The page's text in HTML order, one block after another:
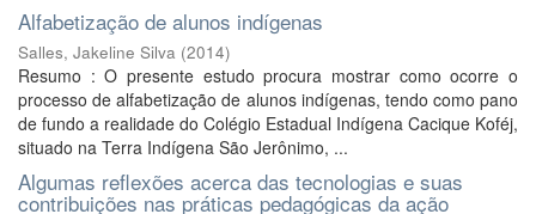
Alfabetização de alunos indígenas
Salles, Jakeline Silva (2014)
Resumo : O presente estudo procura mostrar como ocorre o
processo de alfabetização de alunos indígenas, tendo como pano
de fundo a realidade do Colégio Estadual Indígena Cacique Koféj,
situado na Terra Indígena São Jerônimo, ...
Algumas reflexões acerca das tecnologias e suas
contribuições nas práticas pedagógicas da ação